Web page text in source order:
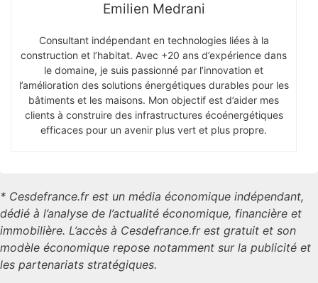
Emilien Medrani
Consultant indépendant en technologies liées à la
construction et l’habitat. Avec +20 ans d’expérience dans
le domaine, je suis passionné par l’innovation et
l’amélioration des solutions énergétiques durables pour les
bâtiments et les maisons. Mon objectif est d’aider mes
clients à construire des infrastructures écoénergétiques
efficaces pour un avenir plus vert et plus propre.
* Cesdefrance.fr est un média économique indépendant,
dédié à l’analyse de l’actualité économique, financière et
immobilière. L’accès à Cesdefrance.fr est gratuit et son
modèle économique repose notamment sur la publicité et
les partenariats stratégiques.